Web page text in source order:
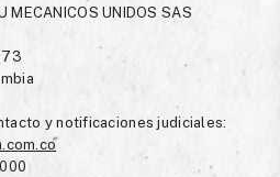
UNIDOS SAS
y notificaciones judiciales: